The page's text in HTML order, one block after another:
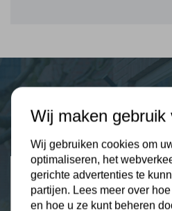
Plus Isolatie
Uw isolatie specialist
2274 klanten
Wij maken gebruik
Wij gebruiken cookies om
optimaliseren, het
gerichte advertenties te
partijen. Lees meer over
en hoe u ze kunt beheren